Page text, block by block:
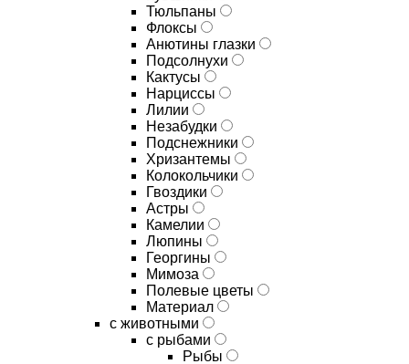
Тюльпаны
Флоксы
Анютины глазки
Подсолнухи
Кактусы
Нарциссы
Лилии
Незабудки
Подснежники
Хризантемы
Колокольчики
Гвоздики
Астры
Камелии
Люпины
Георгины
Мимоза
Полевые цветы
Материал
с животными
с рыбами
Рыбы